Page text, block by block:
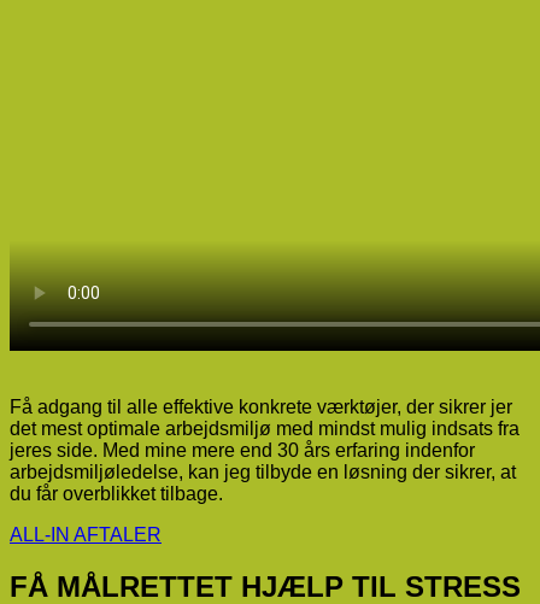
Få adgang til alle effektive konkrete værktøjer, der sikrer jer
det mest optimale arbejdsmiljø med mindst mulig indsats fra
jeres side. Med mine mere end 30 års erfaring indenfor
arbejdsmiljøledelse, kan jeg tilbyde en løsning der sikrer, at
du får overblikket tilbage.
ALL-IN AFTALER
FÅ MÅLRETTET HJÆLP TIL STRESS